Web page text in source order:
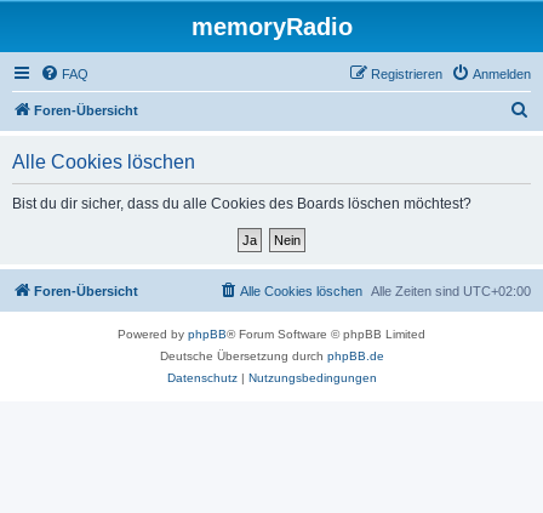
memoryRadio
FAQ Anmelden
Registrieren
Foren-Übersicht
Alle Cookies löschen
Bist du dir sicher, dass du alle Cookies des Boards löschen möchtest?
Foren-Übersicht Alle Zeiten sind UTC+02:00
Alle Cookies löschen
Powered by phpBB® Forum Software © phpBB Limited
Deutsche Übersetzung durch phpBB.de
Datenschutz| Nutzungsbedingungen